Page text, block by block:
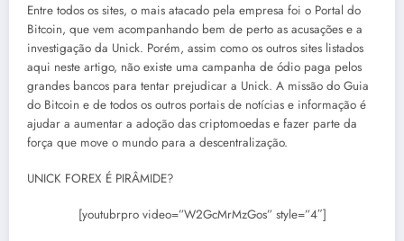
Entre todos os sites, o mais atacado pela empresa foi o Portal do
Bitcoin, que vem acompanhando bem de perto as acusações e a
investigação da Unick. Porém, assim como os outros sites listados
aqui neste artigo, não existe uma campanha de ódio paga pelos
grandes bancos para tentar prejudicar a Unick. A missão do Guia
do Bitcoin e de todos os outros portais de notícias e informação é
ajudar a aumentar a adoção das criptomoedas e fazer parte da
força que move o mundo para a descentralização.
UNICK FOREX É PIRÂMIDE?
[youtubrpro video=”W2GcMrMzGos” style=”4″]